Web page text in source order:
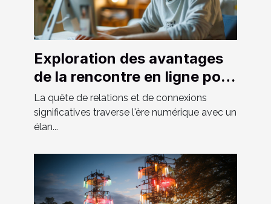
Exploration des avantages
de la rencontre en ligne pour
hommes hétéros curieux
La quête de relations et de connexions
significatives traverse l'ère numérique avec un
élan...